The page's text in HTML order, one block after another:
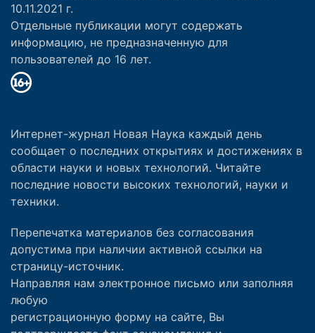
10.11.2021 г.
Отдельные публикации могут содержать
информацию, не предназначенную для
пользователей до 16 лет.
Интернет-журнал Новая Наука каждый день
сообщает о последних открытиях и достижениях в
области науки и новых технологий. Читайте
последние новости высоких технологий, науки и
техники.
Перепечатка материалов без согласования
допустима при наличии активной ссылки на
страницу-источник.
Направляя нам электронное письмо или заполняя
любую
регистрационную форму на сайте, Вы